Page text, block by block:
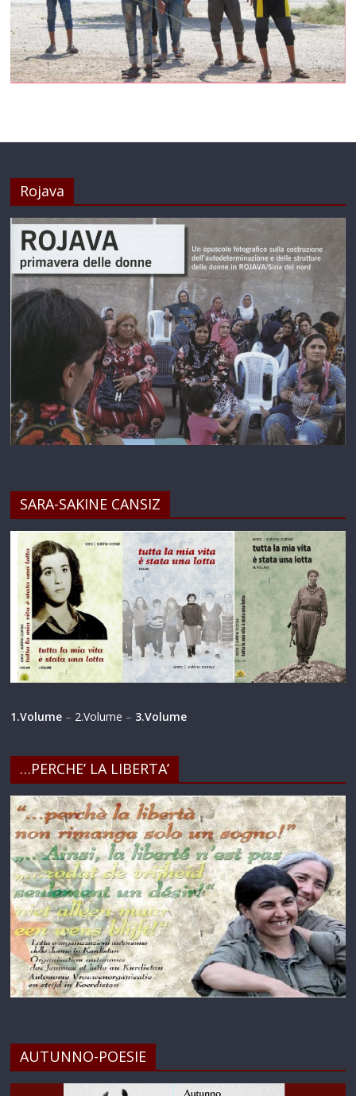
Rojava
SARA-SAKINE CANSIZ
1.Volume – 2.Volume – 3.Volume
…PERCHE’ LA LIBERTA’
AUTUNNO-POESIE